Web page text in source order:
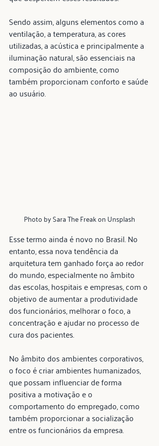
Sendo assim, alguns elementos como a
ventilação, a temperatura, as cores
utilizadas, a acústica e principalmente a
iluminação natural, são essenciais na
composição do ambiente, como
também proporcionam conforto e saúde
ao usuário.
Photo by Sara The Freak on Unsplash
Esse termo ainda é novo no Brasil. No
entanto, essa nova tendência da
arquitetura tem ganhado força ao redor
do mundo, especialmente no âmbito
das escolas, hospitais e empresas, com o
objetivo de aumentar a produtividade
dos funcionários, melhorar o foco, a
concentração e ajudar no processo de
cura dos pacientes.
No âmbito dos ambientes corporativos,
o foco é criar ambientes humanizados,
que possam influenciar de forma
positiva a motivação e o
comportamento do empregado, como
também proporcionar a socialização
entre os funcionários da empresa.